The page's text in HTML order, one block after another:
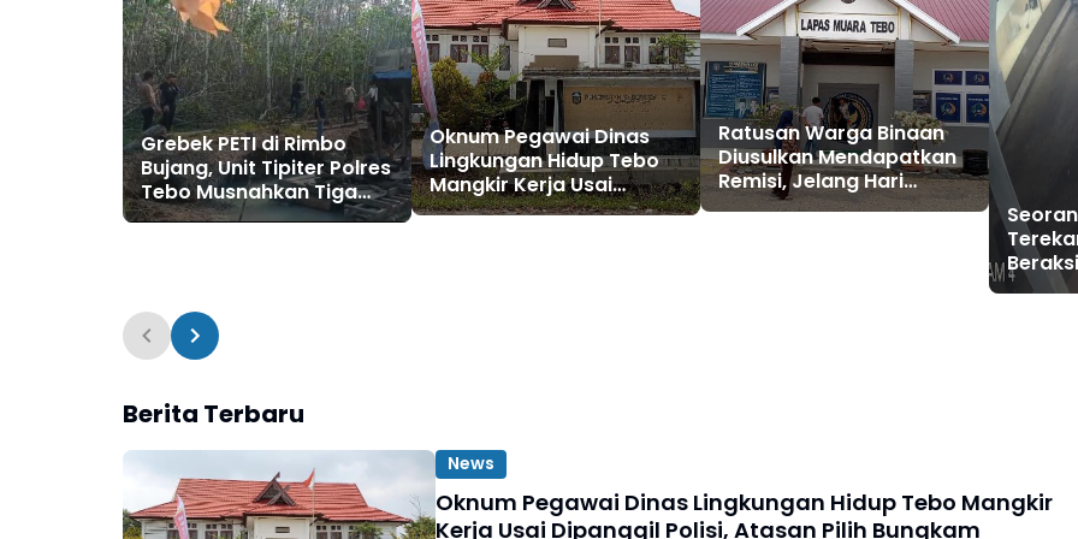
Grebek PETI di Rimbo
Bujang, Unit Tipiter Polres
Tebo Musnahkan Tiga
Rakit Dompeng dengan
Oknum Pegawai Dinas
Lingkungan Hidup Tebo
Mangkir Kerja Usai
Dipanggil Polisi, Atasan
Ratusan Warga Binaan
Diusulkan Mendapatkan
Remisi, Jelang Hari
Kemerdekaan RI ke 81
Amal
Berita Terbaru
News
Oknum Pegawai Dinas Lingkungan Hidup Tebo Mangkir
Kerja Usai Dipanggil Polisi, Atasan Pilih Bungkam